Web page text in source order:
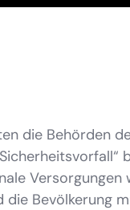
die Behörden
Versorgungen
Bevölkerung